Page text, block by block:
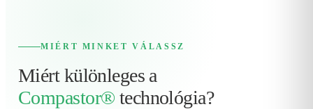
MIÉRT MINKET VÁLASSZ
Miért különleges a
Compastor® technológia?